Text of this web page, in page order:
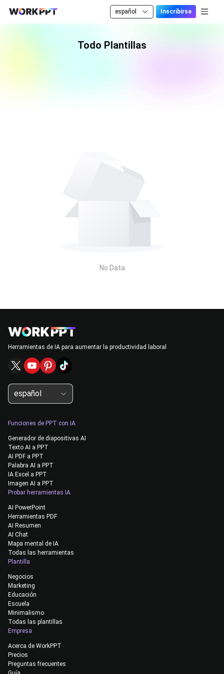
español Inscribirse
Todo Plantillas
No Data
Herramientas de IA para aumentar la productividad laboral
español
Funciones de PPT con IA
Generador de diapositivas AI
Texto AI a PPT
AI PDF a PPT
Palabra AI a PPT
IA Excel a PPT
Imagen AI a PPT
Probar herramientas IA
AI PowerPoint
Herramientas PDF
AI Resumen
AI Chat
Mapa mental de IA
Todas las herramientas
Plantilla
Negocios
Marketing
Educación
Escuela
Minimalismo
Todas las plantillas
Empresa
Acerca de WorkPPT
Precios
Preguntas frecuentes